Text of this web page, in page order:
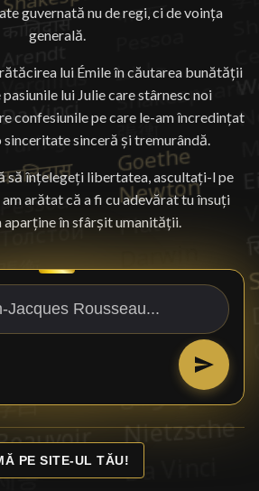
guvernată nu de regi, ci de voința
generală.
lui Émile în căutarea bunătății
lui Julie care stârnesc noi
confesiunile pe care le-am încredințat
sinceră și tremurândă.
să înțelegeți libertatea, ascultați-l pe
arătat că a fi cu adevărat tu însuți
aparține în sfârșit umanității.
PE SITE-UL TĂU!